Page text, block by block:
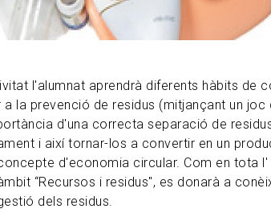
l'alumnat aprendrà diferents hàbits de
la prevenció de residus (mitjançant un joc
d'una correcta separació de
i així tornar-los a convertir en un
d'economia circular. Com en tota l'
“Recursos i residus", es donarà a
dels residus.